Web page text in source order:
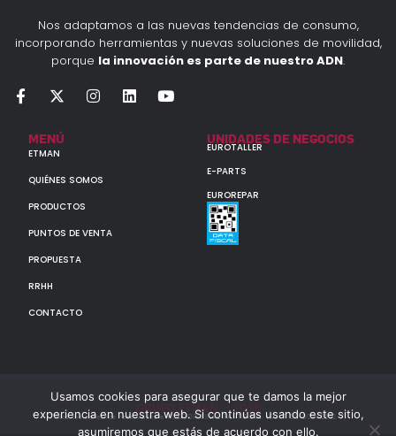
Nos adaptamos a las nuevas tendencias de consumo,
incorporando herramientas y nuevas soluciones de movilidad,
porque la innovación es parte de nuestro ADN.
MENÚ
ETMAN
QUIÉNES SOMOS
PRODUCTOS
PUNTOS DE VENTA
PROPUESTA
RRHH
CONTACTO
UNIDADES DE NEGOCIOS
EUROTALLER
E-PARTS
EUROREPAR
GRUPO ETMAN : : 2026
Todos los derechos reservados a MULTIORIGINAL PARTS S.A. (CUIT: 30-60142852-7)
Usamos cookies para asegurar que te damos la mejor
experiencia en nuestra web. Si continúas usando este sitio,
asumiremos que estás de acuerdo con ello.